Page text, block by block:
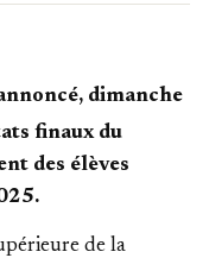
dimanche
finaux du
des élèves
de la